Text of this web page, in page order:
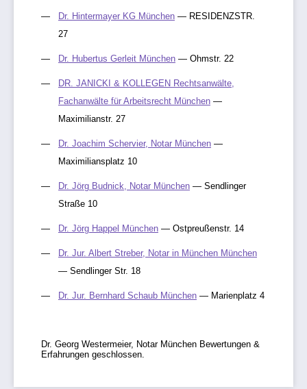
Dr. Hintermayer KG München — RESIDENZSTR.
27
Dr. Hubertus Gerleit München — Ohmstr. 22
DR. JANICKI & KOLLEGEN Rechtsanwälte,
Fachanwälte für Arbeitsrecht München —
Maximilianstr. 27
Dr. Joachim Schervier, Notar München —
Maximiliansplatz 10
Dr. Jörg Budnick, Notar München — Sendlinger
Straße 10
Dr. Jörg Happel München — Ostpreußenstr. 14
Dr. Jur. Albert Streber, Notar in München München
— Sendlinger Str. 18
Dr. Jur. Bernhard Schaub München — Marienplatz 4
Dr. Georg Westermeier, Notar München Bewertungen &
Erfahrungen geschlossen.